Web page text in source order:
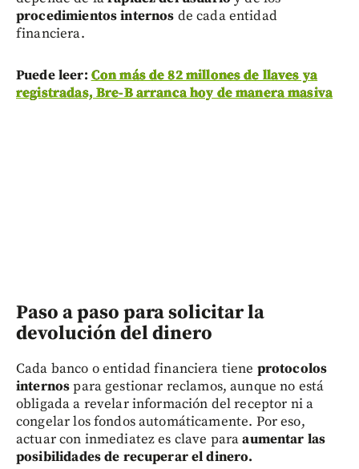
procedimientos internos de cada entidad
financiera.
Puede leer: Con más de 82 millones de llaves ya
registradas, Bre-B arranca hoy de manera masiva
Paso a paso para solicitar la
devolución del dinero
Cada banco o entidad financiera tiene protocolos
internospara gestionar reclamos, aunque no está
obligada a revelar información del receptor ni a
congelar los fondos automáticamente. Por eso,
actuar con inmediatez es clave paraaumentar las
posibilidades de recuperar el dinero.